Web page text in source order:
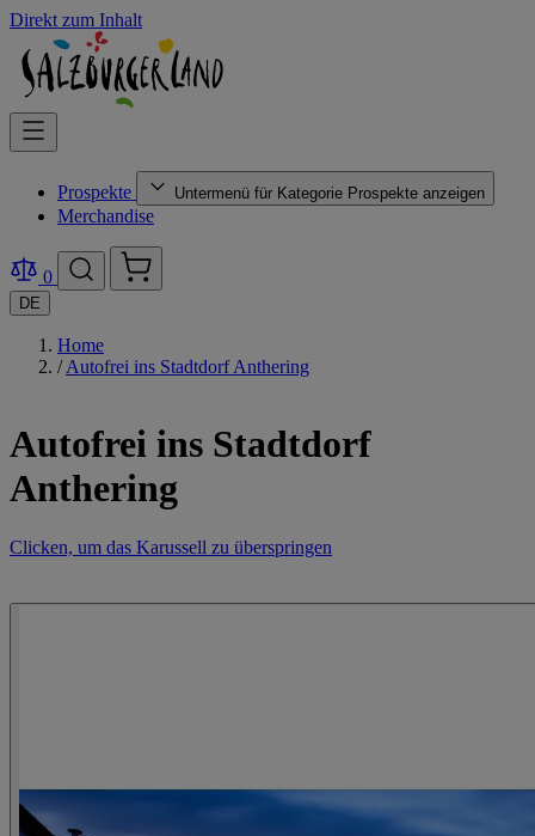
Direkt zum Inhalt
Prospekte Untermenü für Kategorie Prospekte anzeigen
Merchandise
0
DE
Home
/ Autofrei ins Stadtdorf Anthering
Autofrei ins Stadtdorf
Anthering
Clicken, um das Karussell zu überspringen